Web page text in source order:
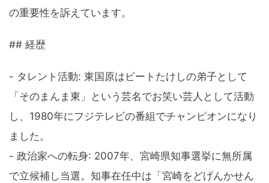
の重要性を訴えています。
## 経歴
- タレント活動: 東国原はビートたけしの弟子として
「そのまんま東」という芸名でお笑い芸人として活動
し、1980年にフジテレビの番組でチャンピオンになり
ました。
- 政治家への転身: 2007年、宮崎県知事選挙に無所属
で立候補し当選。知事在任中は「宮崎をどげんかせん